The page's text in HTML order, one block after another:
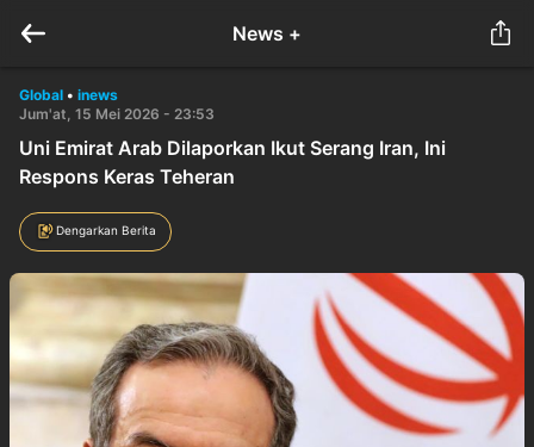
News +
Global • inews
Jum'at, 15 Mei 2026 - 23:53
Uni Emirat Arab Dilaporkan Ikut Serang Iran, Ini
Respons Keras Teheran
Dengarkan Berita